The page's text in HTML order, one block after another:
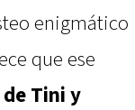
enigmático
que ese
Tini y